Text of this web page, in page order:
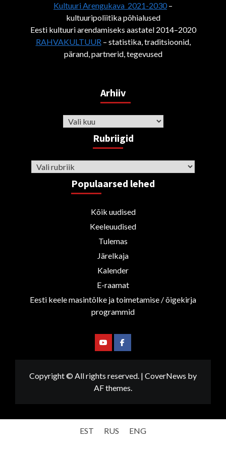
Kultuuri Arengukava 2021-2030–
kultuuripoliitika põhialused
Eesti kultuuri arendamiseks aastatel 2014–2020
RAHVAKULTUUR– statistika, traditsioonid,
pärand, partnerid, tegevused
Arhiiv
Arhiiv
Rubriigid
Rubriigid
Populaarsed lehed
Kõik uudised
Keeleuudised
Tulemas
Järelkaja
Kalender
E-raamat
Eesti keele masintõlke ja toimetamise / õigekirja
programmid
YoutubeFacebook
Copyright © All rights reserved. | CoverNews by
AF themes.
EST RUS ENG